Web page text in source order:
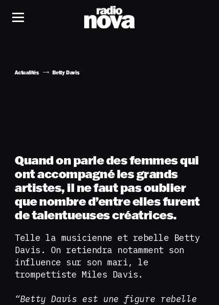
Actualités Betty Davis
Quand on parle des femmes qui
ont accompagné les grands
artistes, il ne faut pas oublier
que nombre d’entre elles furent
de talentueuses créatrices.
Telle la musicienne et rebelle Betty
Davis. On retiendra notamment son
influence sur son mari, le
trompettiste Miles Davis.
“Betty Davis est une figure rebelle